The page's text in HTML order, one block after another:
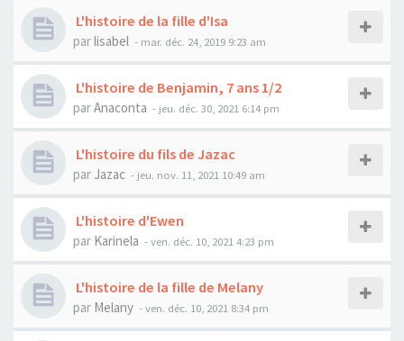
L'histoire de la fille d'Isa
parlisabel - mar. déc. 24, 2019 9:23 am
L'histoire de Benjamin, 7 ans 1/2
parAnaconta - jeu. déc. 30, 2021 6:14 pm
L'histoire du fils de Jazac
par Jazac - jeu. nov. 11, 2021 10:49 am
L'histoire d'Ewen
par Karinela - ven. déc. 10, 2021 4:23 pm
L'histoire de la fille de Melany
par Melany - ven. déc. 10, 2021 8:34 pm